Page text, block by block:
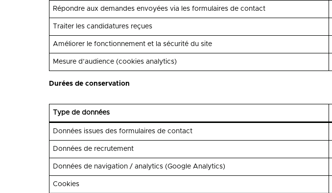
Répondre aux demandes envoyées via les formulaires de contact
Traiter les candidatures reçues
Améliorer le fonctionnement et la sécurité du site
Mesure d’audience (cookies analytics)
Durées de conservation
Type de données
Données issues des formulaires de contact
Données de recrutement
Données de navigation / analytics (Google Analytics)
Cookies